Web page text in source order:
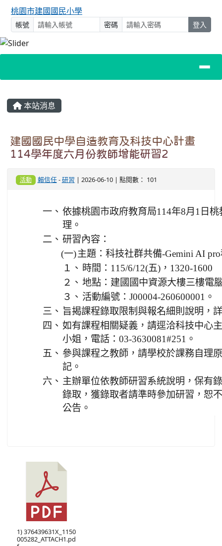
桃園市建國國民小學
帳號 密碼 登入
主內容區域
本站消息
建國國民中學自造教育及科技中心計畫
114學年度六月份教師增能研習2
活動 賴信任-研習 | 2026-06-10 | 點閱數： 101
一、 依據桃園市政府教育局114年8月1日
理。
二、 研習內容：
(一)主題：科技社群共備-Gemini AI
１、 時間：115/6/12(五)，1320-1600
２、 地點：建國國中資源大樓三樓電
３、 活動編號：J00004-260600001。
三、 旨揭課程錄取限制與報名細則說明，
四、 如有課程相關疑義，請逕洽科技中心
小姐，電話：03-3630081#251。
五、 參與課程之教師，請學校於課務自理
記。
六、 主辦單位依教師研習系統說明，保有
錄取，獲錄取者請準時參加研習，恕
公告。
1) 376439631X_1150
005282_ATTACH1.pd